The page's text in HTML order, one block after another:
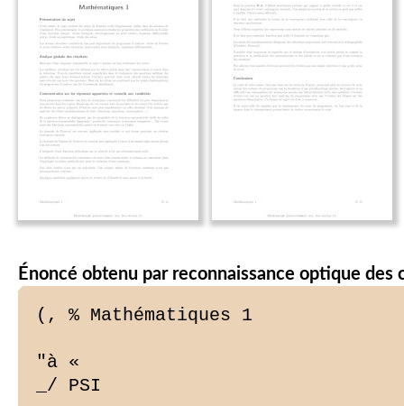
Énoncé obtenu par reconnaissance optique des
(, % Mathématiques 1
"à «
_/ PSI